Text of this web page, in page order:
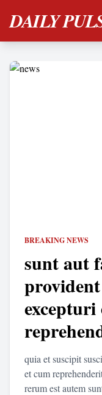
DAILY
BREAKING NEWS
sunt aut
quia et suscipit
et cum
rerum est autem